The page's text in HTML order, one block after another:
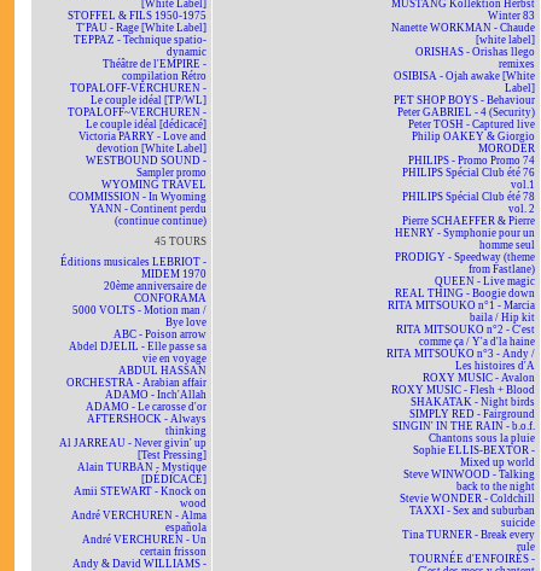
[White Label]
STOFFEL & FILS 1950-1975
T'PAU - Rage [White Label]
TEPPAZ - Technique spatio-
dynamic
Théâtre de l'EMPIRE -
compilation Rétro
TOPALOFF-VERCHUREN -
Le couple idéal [TP/WL]
TOPALOFF~VERCHUREN -
Le couple idéal [dédicacé]
Victoria PARRY - Love and
devotion [White Label]
WESTBOUND SOUND -
Sampler promo
WYOMING TRAVEL
COMMISSION - In Wyoming
YANN - Continent perdu
(continue continue)
45 TOURS
Éditions musicales LEBRIOT -
MIDEM 1970
20ème anniversaire de
CONFORAMA
5000 VOLTS - Motion man /
Bye love
ABC - Poison arrow
Abdel DJELIL - Elle passe sa
vie en voyage
ABDUL HASSAN
ORCHESTRA - Arabian affair
ADAMO - Inch'Allah
ADAMO - Le carosse d'or
AFTERSHOCK - Always
thinking
Al JARREAU - Never givin' up
[Test Pressing]
Alain TURBAN - Mystique
[DÉDICACÉ]
Amii STEWART - Knock on
wood
André VERCHUREN - Alma
española
André VERCHUREN - Un
certain frisson
Andy & David WILLIAMS -
MUSTANG Kollektion Herbst
Winter 83
Nanette WORKMAN - Chaude
[white label]
ORISHAS - Orishas llego
remixes
OSIBISA - Ojah awake [White
Label]
PET SHOP BOYS - Behaviour
Peter GABRIEL - 4 (Security)
Peter TOSH - Captured live
Philip OAKEY & Giorgio
MORODER
PHILIPS - Promo Promo 74
PHILIPS Spécial Club été 76
vol.1
PHILIPS Spécial Club été 78
vol. 2
Pierre SCHAEFFER & Pierre
HENRY - Symphonie pour un
homme seul
PRODIGY - Speedway (theme
from Fastlane)
QUEEN - Live magic
REAL THING - Boogie down
RITA MITSOUKO n°1 - Marcia
baila / Hip kit
RITA MITSOUKO n°2 - C'est
comme ça / Y'a d'la haine
RITA MITSOUKO n°3 - Andy /
Les histoires d'A
ROXY MUSIC - Avalon
ROXY MUSIC - Flesh + Blood
SHAKATAK - Night birds
SIMPLY RED - Fairground
SINGIN' IN THE RAIN - b.o.f.
Chantons sous la pluie
Sophie ELLIS-BEXTOR -
Mixed up world
Steve WINWOOD - Talking
back to the night
Stevie WONDER - Coldchill
TAXXI - Sex and suburban
suicide
Tina TURNER - Break every
rule
TOURNÉE d'ENFOIRÉS -